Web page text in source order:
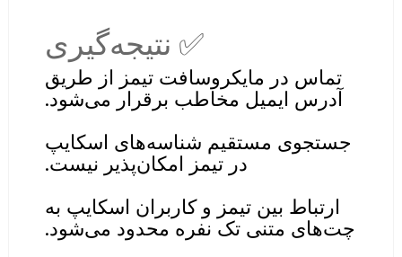
✅ نتیجه‌گیری
تماس در مایکروسافت تیمز از طریق
آدرس ایمیل مخاطب برقرار می‌شود.
جستجوی مستقیم شناسه‌های اسکایپ
در تیمز امکان‌پذیر نیست.
ارتباط بین تیمز و کاربران اسکایپ به
چت‌های متنی تک نفره محدود می‌شود.